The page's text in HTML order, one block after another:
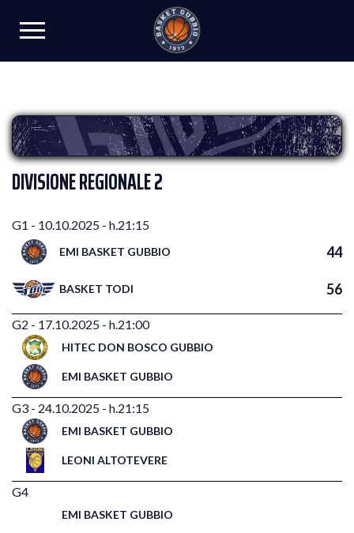
DIVISIONE REGIONALE 2
G1 - 10.10.2025 - h.21:15
EMI BASKET GUBBIO 44
BASKET TODI 56
G2 - 17.10.2025 - h.21:00
HITEC DON BOSCO GUBBIO
EMI BASKET GUBBIO
G3 - 24.10.2025 - h.21:15
EMI BASKET GUBBIO
LEONI ALTOTEVERE
G4
EMI BASKET GUBBIO